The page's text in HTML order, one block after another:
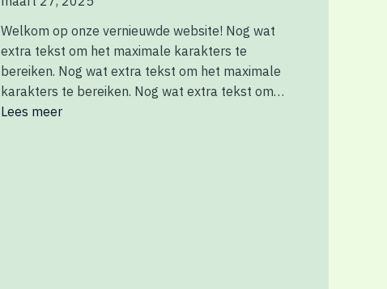
Welkom op onze vernieuwde website! Nog wat
extra tekst om het maximale karakters te
bereiken. Nog wat extra tekst om het maximale
karakters te bereiken. Nog wat extra tekst om…
Lees meer